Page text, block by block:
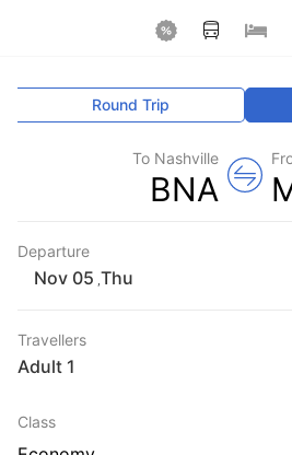
Round Trip
To Nashville
BNA
Departure
Thu
Travellers
1 Adult
Class